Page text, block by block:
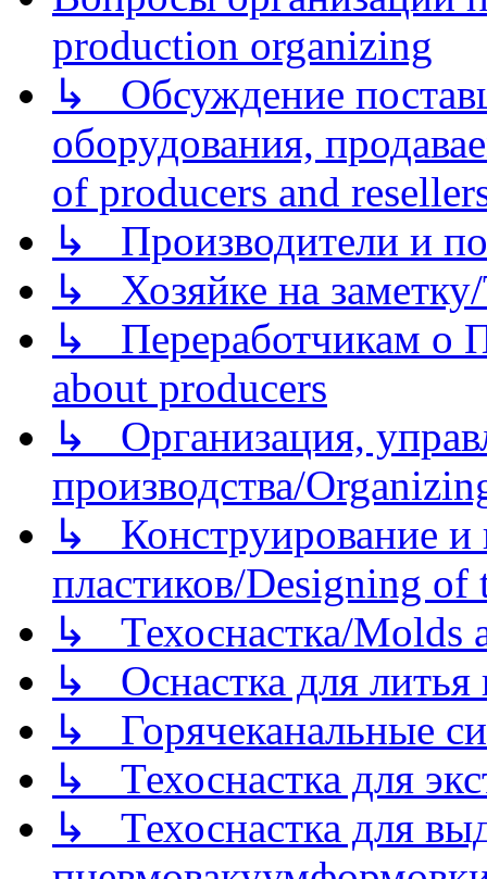
production organizing
↳ Обсуждение
оборудования,
of producers and
↳ Производители и
↳ Хозяйке на
↳ Переработчикам о
about producers
↳ Организация,
производства/
↳ Конструирование и
пластиков/Designing of
↳ Техоснастка/Molds
↳ Оснастка для литья
↳ Горячеканальные
↳ Техоснастка для
↳ Техоснастка для